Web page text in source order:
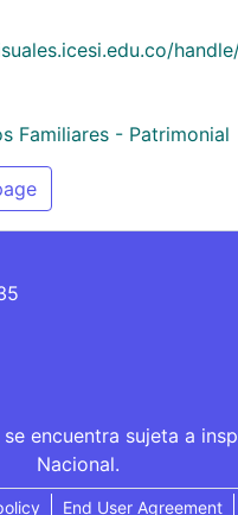
Familiares - Patrimonial
encuentra sujeta a
Nacional.
End User Agreement